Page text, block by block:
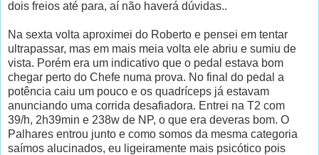
dois freios até para, aí não haverá dúvidas..
Na sexta volta aproximei do Roberto e pensei em tentar
ultrapassar, mas em mais meia volta ele abriu e sumiu de
vista. Porém era um indicativo que o pedal estava bom
chegar perto do Chefe numa prova. No final do pedal a
potência caiu um pouco e os quadríceps já estavam
anunciando uma corrida desafiadora. Entrei na T2 com
39/h, 2h39min e 238w de NP, o que era deveras bom. O
Palhares entrou junto e como somos da mesma categoria
saímos alucinados, eu ligeiramente mais psicótico pois